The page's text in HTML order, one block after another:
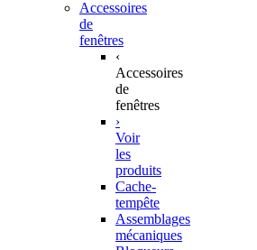
Accessoires
de
fenêtres
‹
Accessoires
de
fenêtres
›
Voir
les
produits
Cache-
tempête
Assemblages
mécaniques